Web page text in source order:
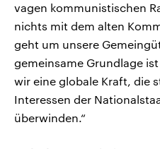
vagen kommunistischen
nichts mit dem alten
geht um unsere
gemeinsame Grundlage
wir eine globale Kraft, die
Interessen der
überwinden.“